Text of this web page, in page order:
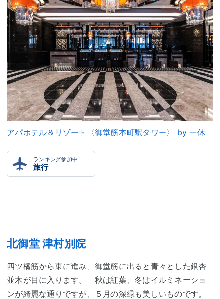
アパホテル＆リゾート〈御堂筋本町駅タワー〉 by 一休
ランキング参加中
旅行
北御堂 津村別院
四ツ橋筋から東に進み、御堂筋に出ると青々とした銀杏
並木が目に入ります。 秋は紅葉、冬はイルミネーショ
ンが綺麗な通りですが、５月の深緑も美しいものです。